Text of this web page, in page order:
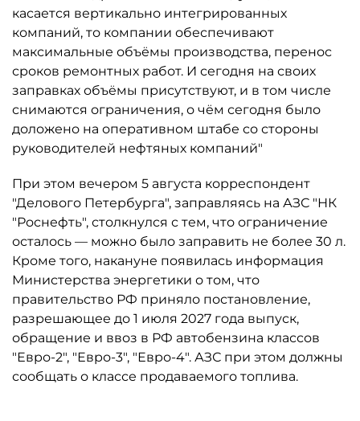
касается вертикально интегрированных
компаний, то компании обеспечивают
максимальные объёмы производства, перенос
сроков ремонтных работ. И сегодня на своих
заправках объёмы присутствуют, и в том числе
снимаются ограничения, о чём сегодня было
доложено на оперативном штабе со стороны
руководителей нефтяных компаний"
При этом вечером 5 августа корреспондент
"Делового Петербурга", заправляясь на АЗС "НК
"Роснефть", столкнулся с тем, что ограничение
осталось ­— можно было заправить не более 30 л.
Кроме того, накануне появилась информация
Министерства энергетики о том, что
правительство РФ приняло постановление,
разрешающее до 1 июля 2027 года выпуск,
обращение и ввоз в РФ автобензина классов
"Евро-2", "Евро-3", "Евро-4". АЗС при этом должны
сообщать о классе продаваемого топлива.